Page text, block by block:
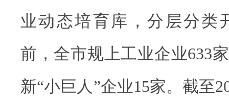
业动态培育库，分层分类
前，全市规上工业企业633
新“小巨人”企业15家。截至